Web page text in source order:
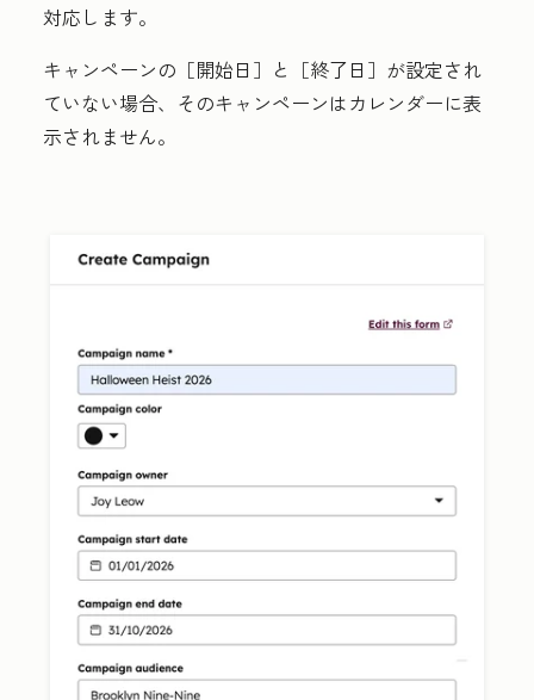
対応します。
キャンペーンの ［開始日］と［終了日］ が設定され
ていない場合、そのキャンペーンはカレンダーに表
示されません。